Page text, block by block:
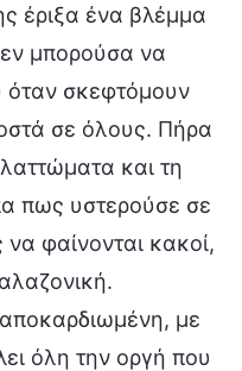
έριξα ένα βλέμμα
μπορούσα να
σκεφτόμουν
σε όλους. Πήρα
και τη
πως υστερούσε σε
φαίνονται κακοί,
με
όλη την οργή που